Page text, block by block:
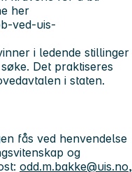
her
ved-uis-
i ledende stillinger
Det praktiseres
i staten.
fås ved henvendelse
og
odd.m.bakke@uis.no,